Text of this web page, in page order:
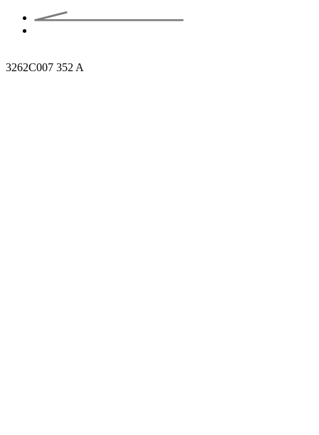
3262C007 352 A